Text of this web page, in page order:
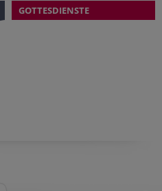
GOTTESDIENSTE